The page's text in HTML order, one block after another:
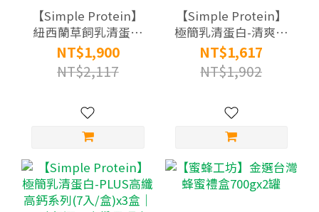
【Simple Protein】
紐西蘭草飼乳清蛋白
(810g/罐)x2罐
NT$1,900
NT$2,117
【Simple Protein】
極簡乳清蛋白-清爽無
添加系列(500g袋
裝)x3袋組｜口味任
選：醇芝麻500g/濃可
460g
NT$1,617
NT$1,902